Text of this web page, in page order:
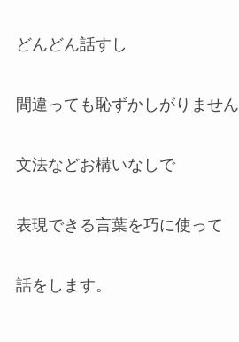
どんどん話すし
間違っても恥ずかしがりません
文法などお構いなしで
表現できる言葉を巧に使って
話をします。